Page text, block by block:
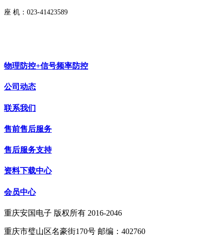
座 机：023-41423589
物理防控+信号频率防控
公司动态
联系我们
售前售后服务
售后服务支持
资料下载中心
会员中心
重庆安国电子 版权所有 2016-2046
重庆市璧山区名豪街170号 邮编：402760